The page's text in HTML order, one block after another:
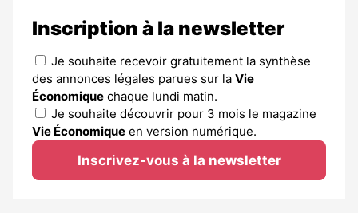
Inscription à la newsletter
Je souhaite recevoir gratuitement la synthèse
des annonces légales parues sur la Vie
Économique chaque lundi matin.
Je souhaite découvrir pour 3 mois le magazine
Vie Économique en version numérique.
Inscrivez-vous à la newsletter